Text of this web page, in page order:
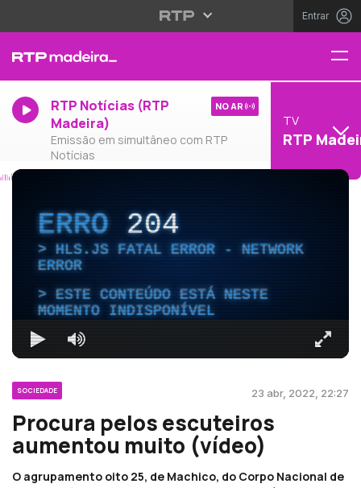
Entrar
RTP Notícias (RTP
Madeira)
Emissão em simultâneo com RTP
Notícias
NO AR
TV
RTP
ERRO204
HLS.JS FATAL ERROR - NETWORK
ERROR
ESTE CONTEÚDO ESTÁ NESTE
MOMENTO INDISPONÍVEL
SOCIEDADE 23 abr, 2022, 22:27
Procura pelos escuteiros
aumentou muito (vídeo)
O agrupamento oito 25, de Machico, do Corpo Nacional de